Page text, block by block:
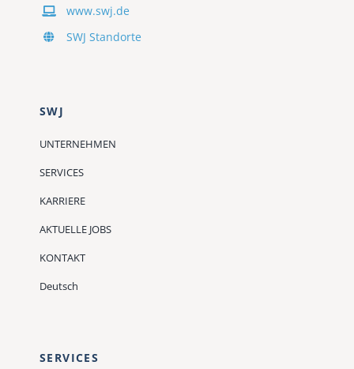
www.swj.de
SWJ Standorte
SWJ
UNTERNEHMEN
SERVICES
KARRIERE
AKTUELLE JOBS
KONTAKT
Deutsch
SERVICES